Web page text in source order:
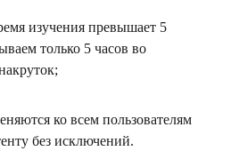
изучения превышает 5
только 5 часов во
ко всем пользователям
без исключений.